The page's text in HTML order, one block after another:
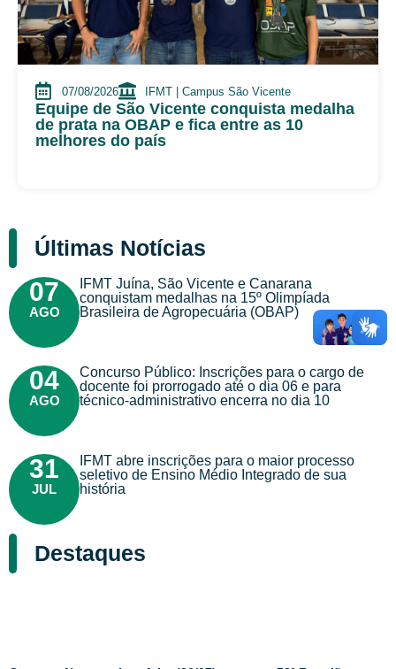
07/08/2026 IFMT | Campus São Vicente
Equipe de São Vicente conquista medalha
de prata na OBAP e fica entre as 10
melhores do país
Últimas Notícias
07
AGO
IFMT Juína, São Vicente e Canarana
conquistam medalhas na 15º Olimpíada
Brasileira de Agropecuária (OBAP)
04
AGO
Concurso Público: Inscrições para o cargo de
docente foi prorrogado até o dia 06 e para
técnico-administrativo encerra no dia 10
31
JUL
IFMT abre inscrições para o maior processo
seletivo de Ensino Médio Integrado de sua
história
Destaques